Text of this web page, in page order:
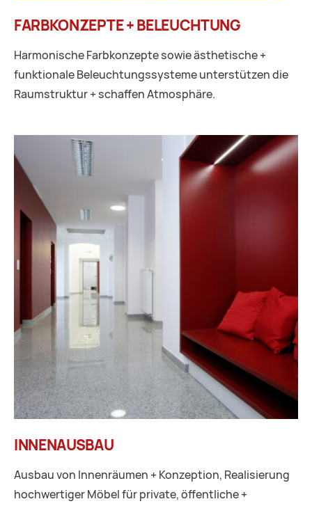
FARBKONZEPTE + BELEUCHTUNG
Harmonische Farbkonzepte sowie ästhetische +
funktionale Beleuchtungssysteme unterstützen die
Raumstruktur + schaffen Atmosphäre.
INNENAUSBAU
Ausbau von Innenräumen + Konzeption, Realisierung
hochwertiger Möbel für private, öffentliche +